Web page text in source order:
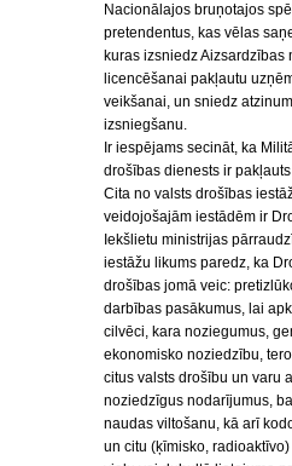
Nacionālajos bruņotajos
pretendentus, kas vēlas
kuras izsniedz Aizsardzības
licencēšanai pakļautu
veikšanai, un sniedz
izsniegšanu.
Ir iespējams secināt, ka
drošības dienests ir
Cita no valsts drošības
veidojošajām iestādēm ir
Iekšlietu ministrijas
iestāžu likums paredz, ka
drošības jomā veic:
darbības pasākumus, lai
cilvēci, kara noziegumus,
ekonomisko noziedzību,
citus valsts drošību un varu
noziedzīgus nodarījumus,
naudas viltošanu, kā arī
un citu (ķīmisko,